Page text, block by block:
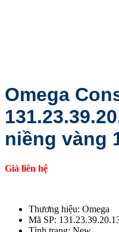
Omega
niềng vàng
Giá liên hệ
Thương hiệu: Omega
Mã SP: